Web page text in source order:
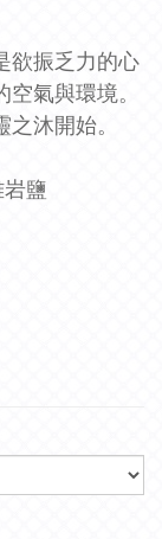
欲振乏力的心
氣與環境。
沐開始。
鹽